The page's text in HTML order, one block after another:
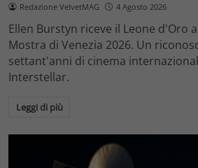
Redazione VelvetMAG 4 Agosto 2026
Ellen Burstyn riceve il Leone d'Oro
Mostra di Venezia 2026. Un
settant'anni di cinema
Interstellar.
Leggi di più